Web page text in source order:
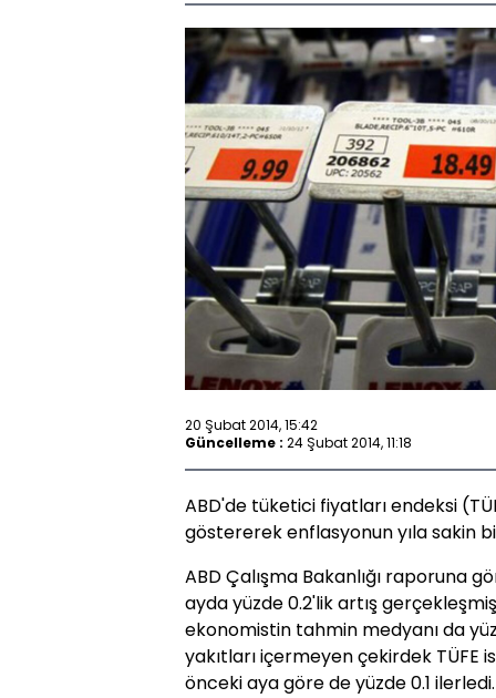
20 Şubat 2014, 15:42
Güncelleme : 24 Şubat 2014, 11:18
ABD'de tüketici fiyatları endeksi
göstererek enflasyonun yıla sakin
ABD Çalışma Bakanlığı raporuna
ayda yüzde 0.2'lik artış
ekonomistin tahmin medyanı da
yakıtları içermeyen çekirdek TÜFE
önceki aya göre de yüzde 0.1 ilerledi.